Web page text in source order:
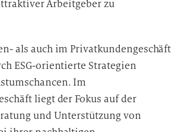
Arbeitgeber zu
als auch im Privatkundengeschäft
ESG-orientierte Strategien
Im
liegt der Fokus auf der
und Unterstützung von